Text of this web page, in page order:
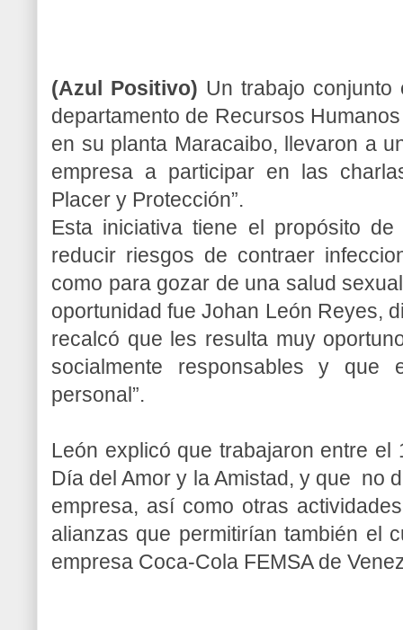
(Azul Positivo) Un trabajo
departamento de Recursos
en su planta Maracaibo, llevaron a
empresa a participar en las
Placer y Protección”.
Esta iniciativa tiene el propósito
reducir riesgos de contraer
como para gozar de una salud
oportunidad fue Johan León Reyes,
recalcó que les resulta muy
socialmente responsables y
personal”.
León explicó que trabajaron entre
Día del Amor y la Amistad, y que no
empresa, así como otras
alianzas que permitirían también el
empresa Coca-Cola FEMSA de